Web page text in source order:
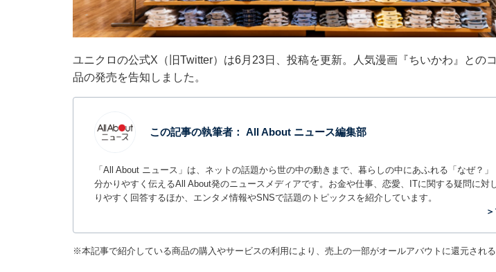
ユニクロの公式X（旧Twitter）は6月23日、投稿を更新。人気漫画『ちいかわ』との
品の発売を告知しました。
この記事の執筆者： All About ニュース編集部
「All About ニュース」は、ネットの話題から世の中の動きまで、暮らしの中にあふれる「なぜ？
分かりやすく伝えるAll About発のニュースメディアです。お金や仕事、恋愛、ITに関する疑問に対
りやすく回答するほか、エンタメ情報やSNSで話題のトピックスを紹介しています。
※本記事で紹介している商品の購入やサービスの利用により、売上の一部がオールアバウトに還元される